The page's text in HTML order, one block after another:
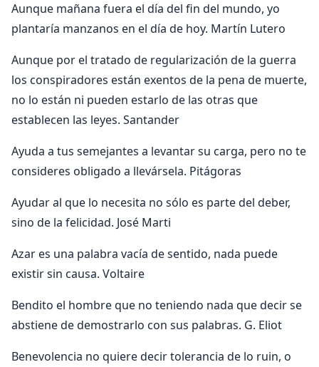
Aunque mañana fuera el día del fin del mundo, yo
plantaría manzanos en el día de hoy. Martín Lutero
Aunque por el tratado de regularización de la guerra
los conspiradores están exentos de la pena de muerte,
no lo están ni pueden estarlo de las otras que
establecen las leyes. Santander
Ayuda a tus semejantes a levantar su carga, pero no te
consideres obligado a llevársela. Pitágoras
Ayudar al que lo necesita no sólo es parte del deber,
sino de la felicidad. José Marti
Azar es una palabra vacía de sentido, nada puede
existir sin causa. Voltaire
Bendito el hombre que no teniendo nada que decir se
abstiene de demostrarlo con sus palabras. G. Eliot
Benevolencia no quiere decir tolerancia de lo ruin, o